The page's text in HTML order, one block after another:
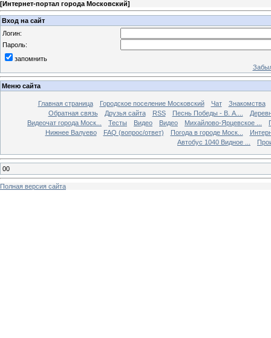
[Интернет-портал города Московский]
Вход на сайт
Логин:
Пароль:
запомнить
Меню сайта
Главная страница Городское поселение Московский Чат
Знакомства
Обратная связь
Друзья сайта RSS Песнь Победы - В. А....
Видеочат города Моск...
Тесты Видео Видео Михайлово-Ярцевское ...
Нижнее Валуево
FAQ (вопрос/ответ) Погода в городе Моск...
Автобус 1040 Видное ...
00
Полная версия сайта